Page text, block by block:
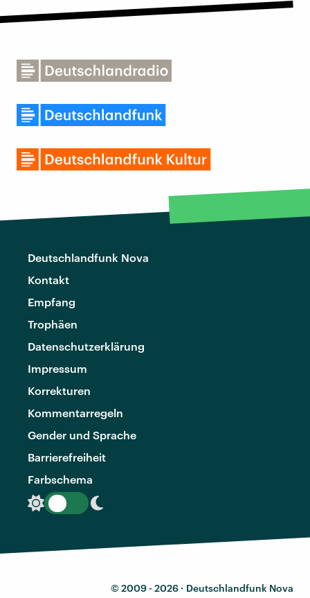
Deutschlandfunk Nova
Kontakt
Empfang
Trophäen
Datenschutzerklärung
Impressum
Korrekturen
Kommentarregeln
Gender und Sprache
Barrierefreiheit
Farbschema
© 2009 - 2026 · Deutschlandfunk Nova